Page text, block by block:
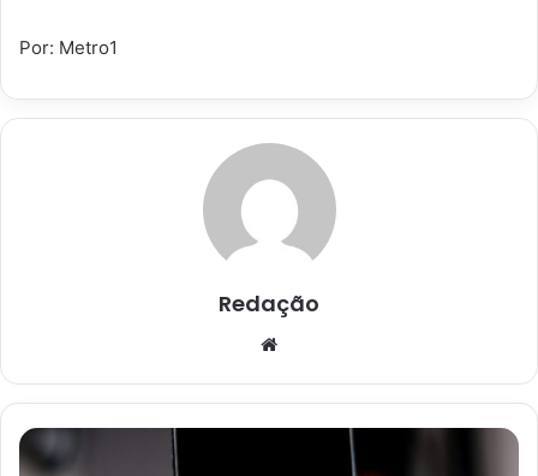
Por: Metro1
Redação
TikTok
é